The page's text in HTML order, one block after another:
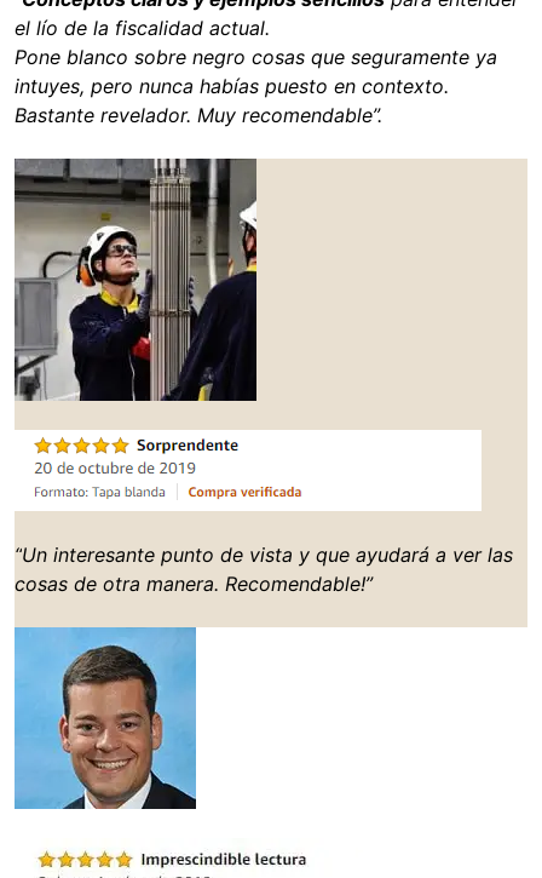
el lío de la fiscalidad actual.
Pone blanco sobre negro cosas que seguramente ya
intuyes, pero nunca habías puesto en contexto.
Bastante revelador. Muy recomendable”.
“Un interesante punto de vista y que ayudará a ver las
cosas de otra manera. Recomendable!”